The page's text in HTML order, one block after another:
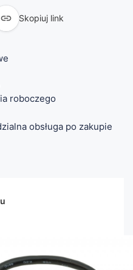
 Skopiuj link
roboczego
obsługa po zakupie